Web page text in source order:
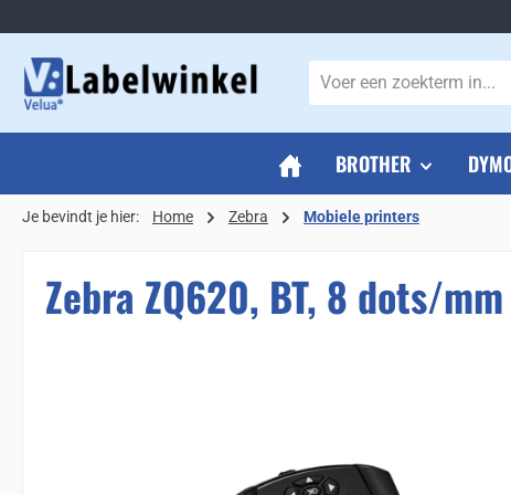
BROTHER
Je bevindt je hier: Home Zebra Mobiele printers
Zebra ZQ620, BT, 8 dots/